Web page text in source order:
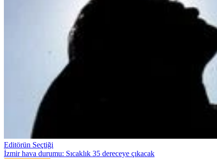
Editörün Seçtiği
İzmir hava durumu: Sıcaklık 35 dereceye çıkacak